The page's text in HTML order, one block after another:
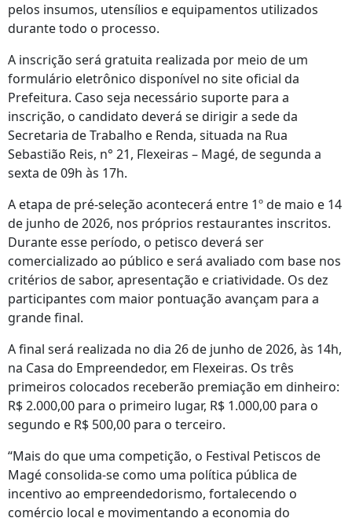
pelos insumos, utensílios e equipamentos utilizados
durante todo o processo.
A inscrição será gratuita realizada por meio de um
formulário eletrônico disponível no site oficial da
Prefeitura. Caso seja necessário suporte para a
inscrição, o candidato deverá se dirigir a sede da
Secretaria de Trabalho e Renda, situada na Rua
Sebastião Reis, n° 21, Flexeiras – Magé, de segunda a
sexta de 09h às 17h.
A etapa de pré-seleção acontecerá entre 1º de maio e 14
de junho de 2026, nos próprios restaurantes inscritos.
Durante esse período, o petisco deverá ser
comercializado ao público e será avaliado com base nos
critérios de sabor, apresentação e criatividade. Os dez
participantes com maior pontuação avançam para a
grande final.
A final será realizada no dia 26 de junho de 2026, às 14h,
na Casa do Empreendedor, em Flexeiras. Os três
primeiros colocados receberão premiação em dinheiro:
R$ 2.000,00 para o primeiro lugar, R$ 1.000,00 para o
segundo e R$ 500,00 para o terceiro.
“Mais do que uma competição, o Festival Petiscos de
Magé consolida-se como uma política pública de
incentivo ao empreendedorismo, fortalecendo o
comércio local e movimentando a economia do